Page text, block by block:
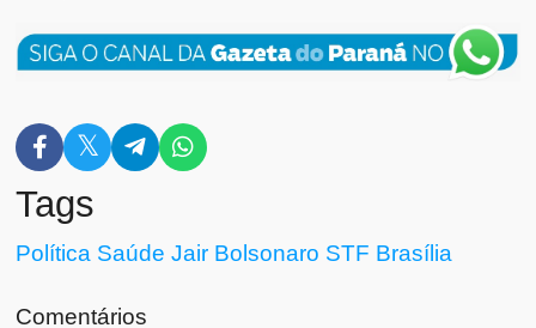
Tags
Política Saúde Jair Bolsonaro STF Brasília
Comentários